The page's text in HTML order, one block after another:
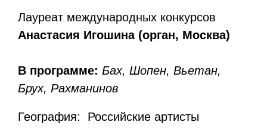
Лауреат международных конкурсов
Анастасия Игошина (орган, Москва)
В программе: Бах, Шопен, Вьетан,
Брух, Рахманинов
География: Российские артисты